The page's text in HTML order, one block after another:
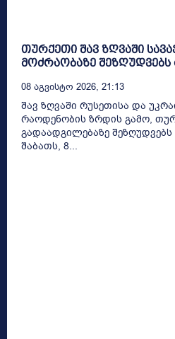
თურქეთი შავ ზღვაში
მოძრაობაზე შეზღუდვებს
08 Აგვისტო 2026, 21:13
შავ ზღვაში რუსეთისა და
რაოდენობის ზრდის გამო,
გადაადგილებაზე შეზღუდვებს
შაბათს, 8...